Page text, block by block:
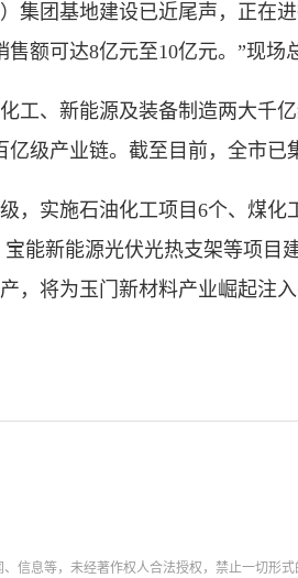
团基地建设已近尾声，正在进
额可达8亿元至10亿元。”现场
、新能源及装备制造两大千亿
级产业链。截至目前，全市已
实施石油化工项目6个、煤化
能新能源光伏光热支架等项
，将为玉门新材料产业崛起注
信息等，未经著作权人合法授权，禁止一切形